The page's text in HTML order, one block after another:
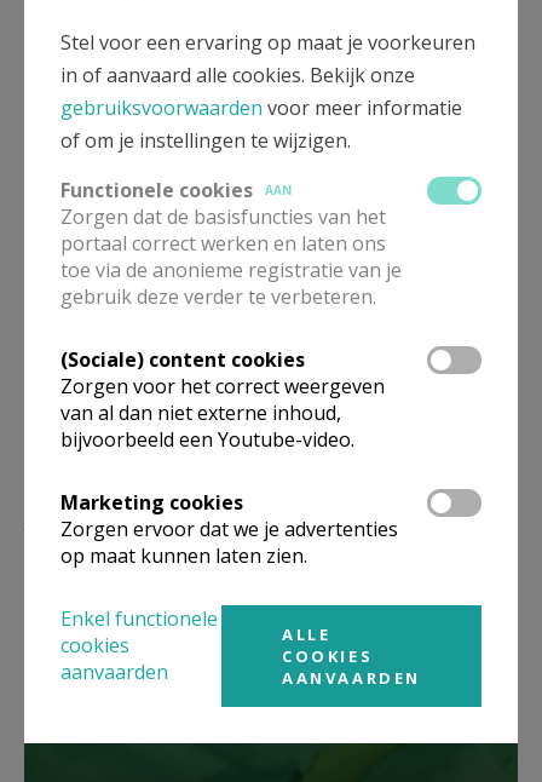
verdeelpunten
Vredeslicht
Lees meer
Stel voor een ervaring op maat je voorkeuren
in of aanvaard alle cookies. Bekijk onze
gebruiksvoorwaarden voor meer informatie
of om je instellingen te wijzigen.
Functionele cookies
AAN
Zorgen dat de basisfuncties van het
portaal correct werken en laten ons
toe via de anonieme registratie van je
gebruik deze verder te verbeteren.
(Sociale) content cookies
Zorgen voor het correct weergeven
van al dan niet externe inhoud,
bijvoorbeeld een Youtube-video.
Marketing cookies
Zorgen ervoor dat we je advertenties
op maat kunnen laten zien.
Enkel functionele
cookies
aanvaarden
ALLE
COOKIES
AANVAARDEN